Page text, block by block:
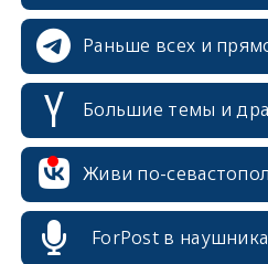
Раньше всех и
Большие темы и
Живи по-
ForPost в